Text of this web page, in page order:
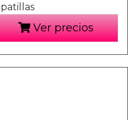
Ver precios